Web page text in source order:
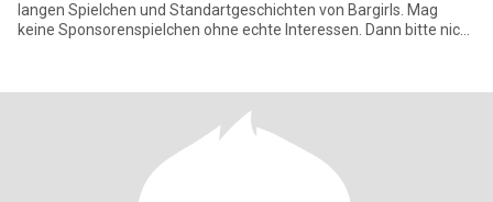
langen Spielchen und Standartgeschichten von Bargirls. Mag
keine Sponsorenspielchen ohne echte Interessen. Dann bitte nicht